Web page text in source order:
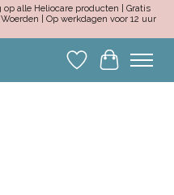
op alle Heliocare producten | Gratis
| Op werkdagen voor 12 uur
Verlanglijst